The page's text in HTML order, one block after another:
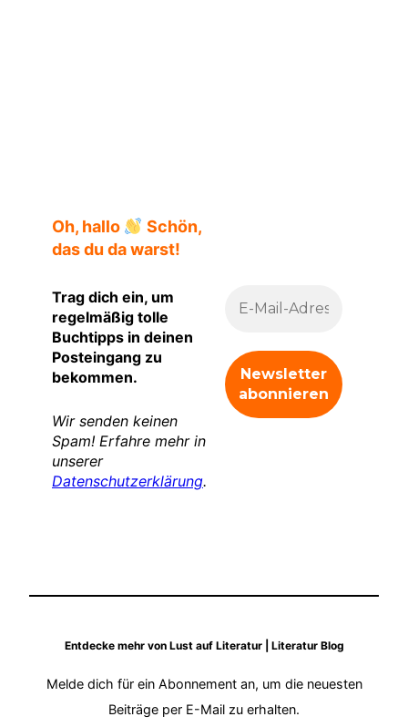
Oh, hallo
Schön,
das du da warst!
Trag dich ein, um
regelmäßig tolle
Buchtipps in deinen
Posteingang zu
bekommen.
Wir senden keinen
Spam! Erfahre mehr in
unserer
Datenschutzerklärung.
Entdecke mehr von Lust auf Literatur | Literatur Blog
Melde dich für ein Abonnement an, um die neuesten
Beiträge per E-Mail zu erhalten.